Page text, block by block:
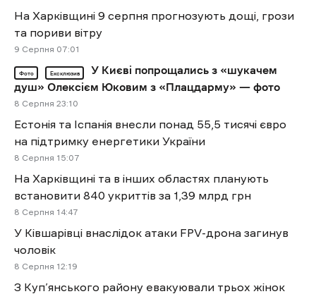
На Харківщині 9 серпня прогнозують дощі, грози
та пориви вітру
9 Cерпня 07:01
Фото Ексклюзив
У Києві попрощались з «шукачем
душ» Олексієм Юковим з «Плацдарму» — фото
8 Cерпня 23:10
Естонія та Іспанія внесли понад 55,5 тисячі євро
на підтримку енергетики України
8 Cерпня 15:07
На Харківщині та в інших областях планують
встановити 840 укриттів за 1,39 млрд грн
8 Cерпня 14:47
У Ківшарівці внаслідок атаки FPV-дрона загинув
чоловік
8 Cерпня 12:19
З Куп’янського району евакуювали трьох жінок